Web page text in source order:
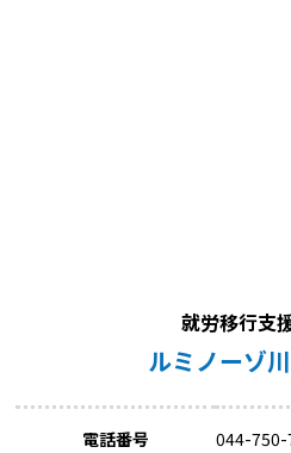
就労移行支
ルミノーゾ
電話番号 044-